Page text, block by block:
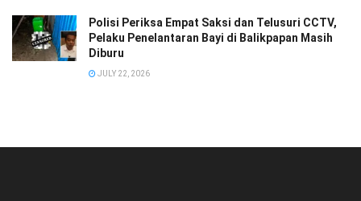
Polisi Periksa Empat Saksi dan Telusuri CCTV,
Pelaku Penelantaran Bayi di Balikpapan Masih
Diburu
JULY 22, 2026